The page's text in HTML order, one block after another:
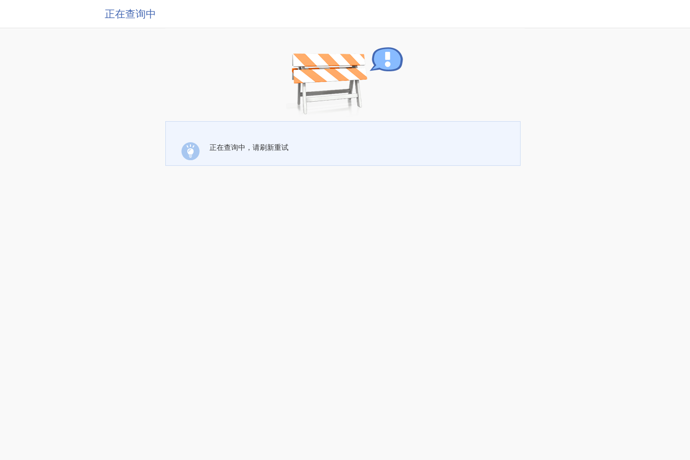
正在查询中
正在查询中，请刷新重试